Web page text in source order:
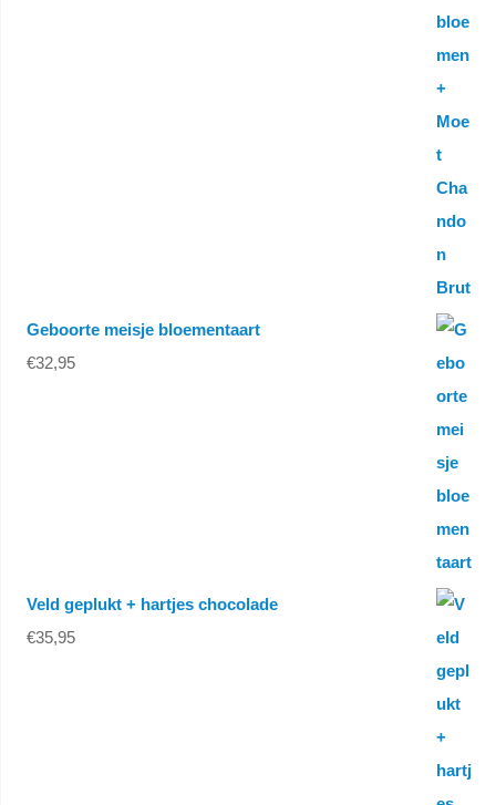
Geboorte meisje bloementaart
€32,95
Veld geplukt + hartjes chocolade
€35,95